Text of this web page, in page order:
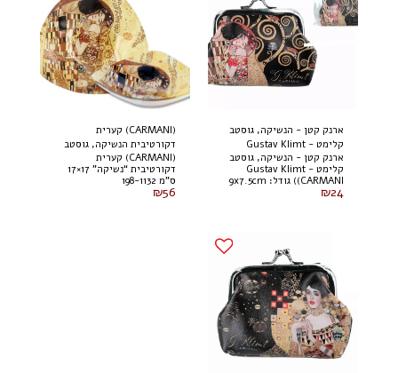
ארנק קטן - הנשיקה, גוסטב
קלימט - Gustav Klimt
(CARMANI)
ארנק קטן - הנשיקה, גוסטב
קלימט - Gustav Klimt
(CARMANI) גודל: 9x7.5cm
021-3501
₪24
(CARMANI) קערית
דקורטיבית הנשיקה, גוסטב
קלימט
(CARMANI) קערית
דקורטיבית “נשיקה” 17×17
ס”מ 198-1132
₪56